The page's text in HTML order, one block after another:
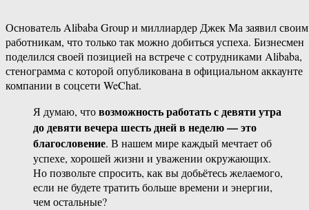
Основатель Alibaba Group и миллиардер Джек Ма заявил своим
работникам, что только так можно добиться успеха. Бизнесмен
поделился своей позицией на встрече с сотрудниками Alibaba,
стенограмма с которой опубликована в официальном аккаунте
компании в соцсети WeChat.
Я думаю, чтовозможность работать с девяти утра
до девяти вечера шесть дней в неделю — это
благословение. В нашем мире каждый мечтает об
успехе, хорошей жизни и уважении окружающих.
Но позвольте спросить, как вы добьётесь желаемого,
если не будете тратить больше времени и энергии,
чем остальные?